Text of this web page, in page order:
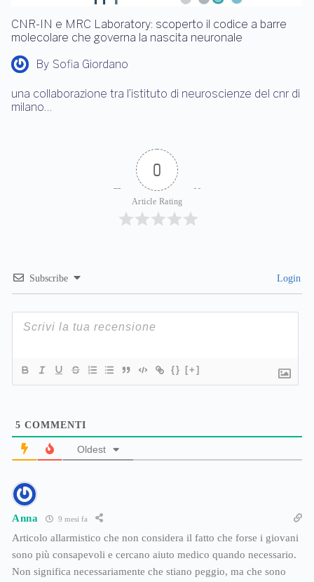
CNR-IN e MRC Laboratory: scoperto il codice a barre
molecolare che governa la nascita neuronale
By Sofia Giordano
una collaborazione tra l’istituto di neuroscienze del cnr di
milano…
0
Article Rating
Subscribe Login
{} [+]
5 COMMENTI
Oldest
Anna 9 mesi fa
Articolo allarmistico che non considera il fatto che forse i giovani
sono più consapevoli e cercano aiuto medico quando necessario.
Non significa necessariamente che stiano peggio, ma che sono